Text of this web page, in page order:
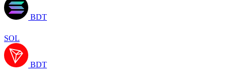
BDT
SOL
BDT